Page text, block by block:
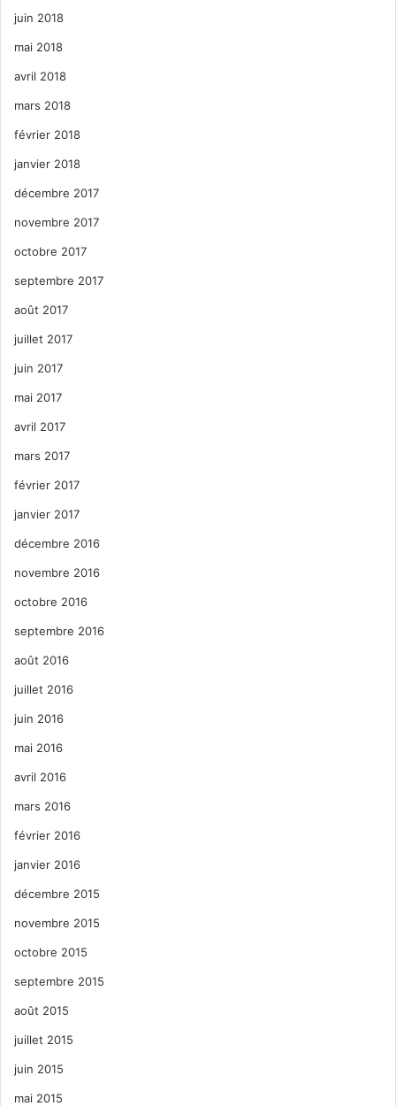
juin 2018
mai 2018
avril 2018
mars 2018
février 2018
janvier 2018
décembre 2017
novembre 2017
octobre 2017
septembre 2017
août 2017
juillet 2017
juin 2017
mai 2017
avril 2017
mars 2017
février 2017
janvier 2017
décembre 2016
novembre 2016
octobre 2016
septembre 2016
août 2016
juillet 2016
juin 2016
mai 2016
avril 2016
mars 2016
février 2016
janvier 2016
décembre 2015
novembre 2015
octobre 2015
septembre 2015
août 2015
juillet 2015
juin 2015
mai 2015